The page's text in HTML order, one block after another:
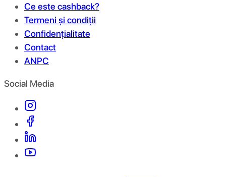
Ce este cashback?
Termeni și condiții
Confidențialitate
Contact
ANPC
Social Media